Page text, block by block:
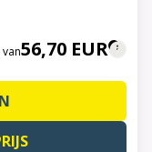
van56,70 EUR